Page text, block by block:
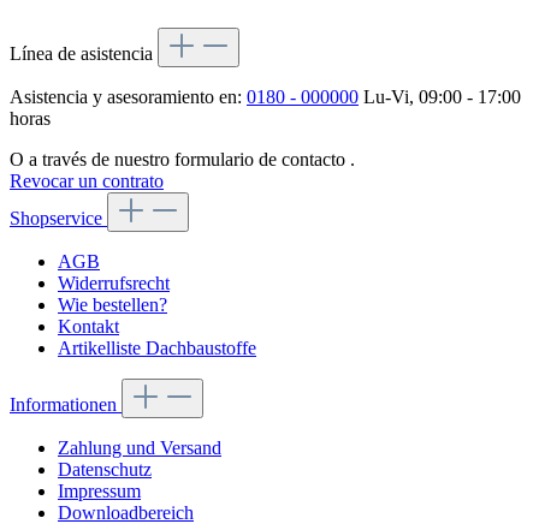
Línea de asistencia
Asistencia y asesoramiento en: 0180 - 000000 Lu-Vi, 09:00 - 17:00
horas
O a través de nuestro formulario de contacto .
Revocar un contrato
Shopservice
AGB
Widerrufsrecht
Wie bestellen?
Kontakt
Artikelliste Dachbaustoffe
Informationen
Zahlung und Versand
Datenschutz
Impressum
Downloadbereich